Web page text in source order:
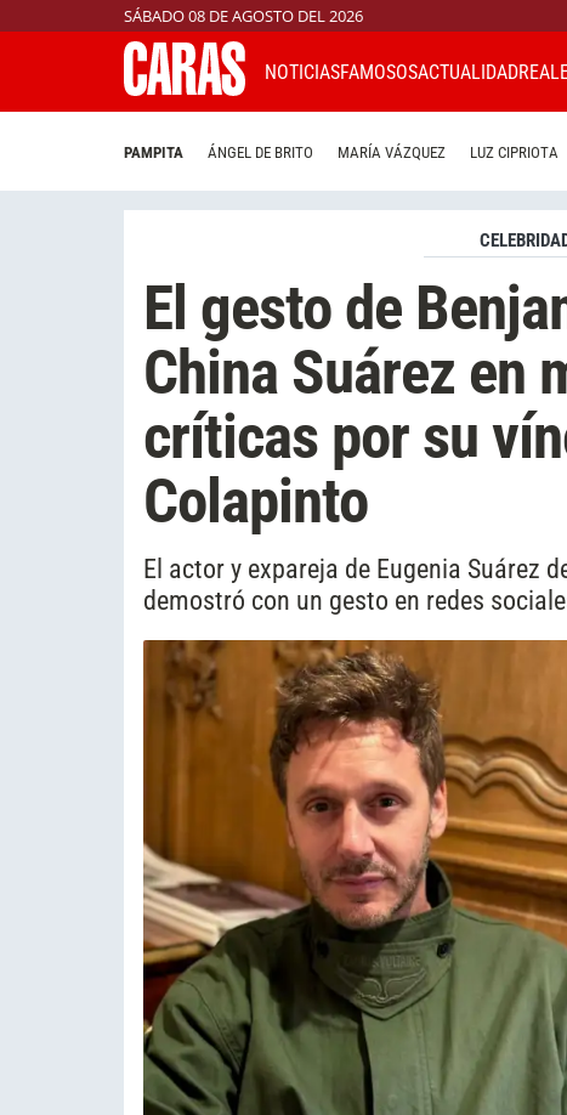
SÁBADO 08 DE AGOSTO DEL 2026
NOTICIASFAMOSOSACTUALIDAD
PAMPITA ÁNGEL DE BRITO MARÍA VÁZQUEZ LUZ CIPRIOTA
El gesto de
China Suárez en
críticas por su
Colapinto
El actor y expareja de Eugenia Suárez
demostró con un gesto en redes